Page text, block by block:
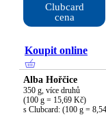
Clubcard
cena
Koupit online
Alba Hořčice
350 g, více druhů
(100 g = 15,69 Kč)
s Clubcard: (100 g =